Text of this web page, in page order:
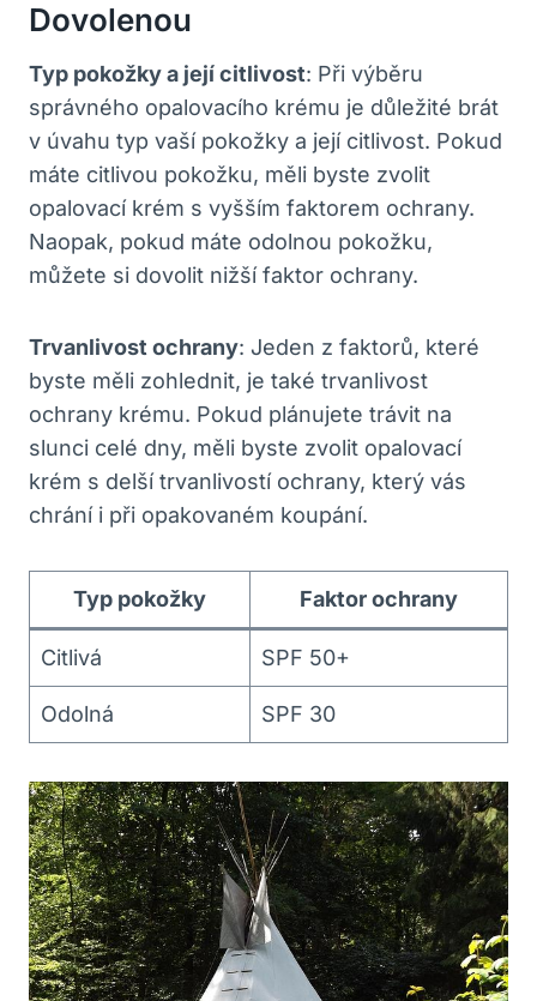
Dovolenou
Typ pokožky a její citlivost: Při výběru
správného opalovacího krému je důležité brát
v úvahu typ vaší pokožky a její citlivost. Pokud
máte citlivou pokožku, měli byste zvolit
opalovací krém s vyšším faktorem ochrany.
Naopak, pokud máte odolnou pokožku,
můžete si dovolit nižší faktor ochrany.
Trvanlivost ochrany: Jeden z faktorů, které
byste měli zohlednit, je také trvanlivost
ochrany krému. Pokud plánujete trávit na
slunci celé dny, měli byste zvolit opalovací
krém s delší trvanlivostí ochrany, který vás
chrání i při opakovaném koupání.
Typ pokožky Faktor ochrany
Citlivá SPF 50+
Odolná SPF 30